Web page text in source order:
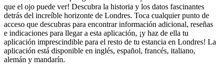
que el ojo puede ver! Descubra la historia y los datos fascinantes
detrás del increíble horizonte de Londres. Toca cualquier punto de
acceso que descubras para encontrar información adicional, reseñas
e indicaciones para llegar a esta aplicación, ¡y haz de ella tu
aplicación imprescindible para el resto de tu estancia en Londres! La
aplicación está disponible en inglés, español, francés, italiano,
alemán y mandarín.